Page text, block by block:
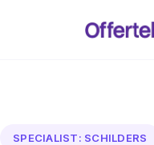
SPECIALIST: SCHILDERS